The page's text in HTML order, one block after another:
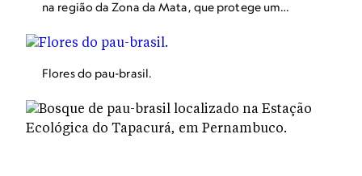
na região da Zona da Mata, que protege um
espécie foi considerada extinta até ser
Flores do pau-brasil.